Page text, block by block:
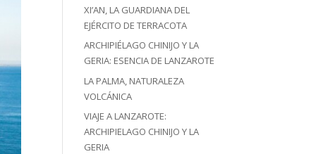
XI’AN, LA GUARDIANA DEL
EJÉRCITO DE TERRACOTA
ARCHIPIÉLAGO CHINIJO Y LA
GERIA: ESENCIA DE LANZAROTE
LA PALMA, NATURALEZA
VOLCÁNICA
VIAJE A LANZAROTE:
ARCHIPIELAGO CHINIJO Y LA
GERIA